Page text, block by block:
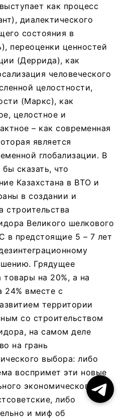
как процесс
диалектического
состояния в
переоценки ценностей
(Деррида), как
человеческого
целостности,
(Маркс), как
целостное и
– как современная
является
глобализации. В
сказать, что
Казахстана в ВТО и
в создании и
строительства
Великого шелкового
в предстоящие 5 – 7 лет
Грядущее
на 20%, а на
24% вместе с
территории
со строительством
на самом деле
на грань
выбора: либо
воспримет эти новые
экономического
либо
и миф об